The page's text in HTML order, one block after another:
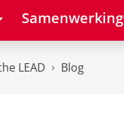
Samenwerking
LEAD Blog